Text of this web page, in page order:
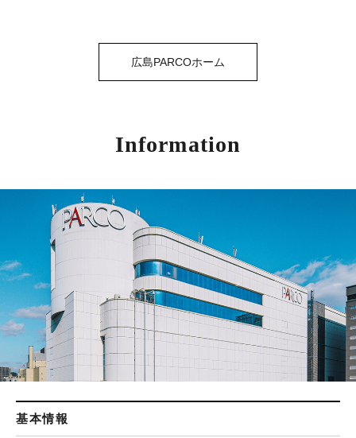
広島PARCOホーム
Information
基本情報